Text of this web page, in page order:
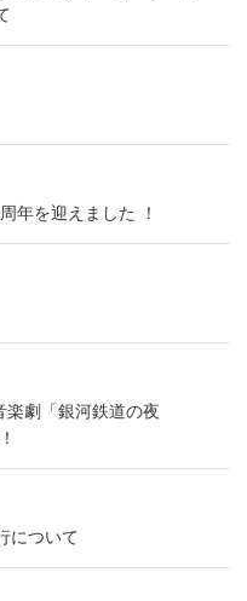
年を迎えました ！
楽劇「銀河鉄道の夜
について